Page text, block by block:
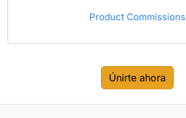
Product Commissions
Únirte ahora